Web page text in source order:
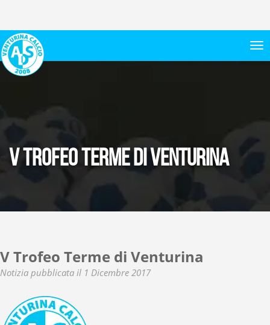
V Trofeo Terme di Venturina
V Trofeo Terme di Venturina
Notizia pubblicata il 1 Dicembre 2017